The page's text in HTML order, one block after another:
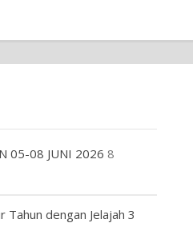
05-08 JUNI 2026 8
Tahun dengan Jelajah 3